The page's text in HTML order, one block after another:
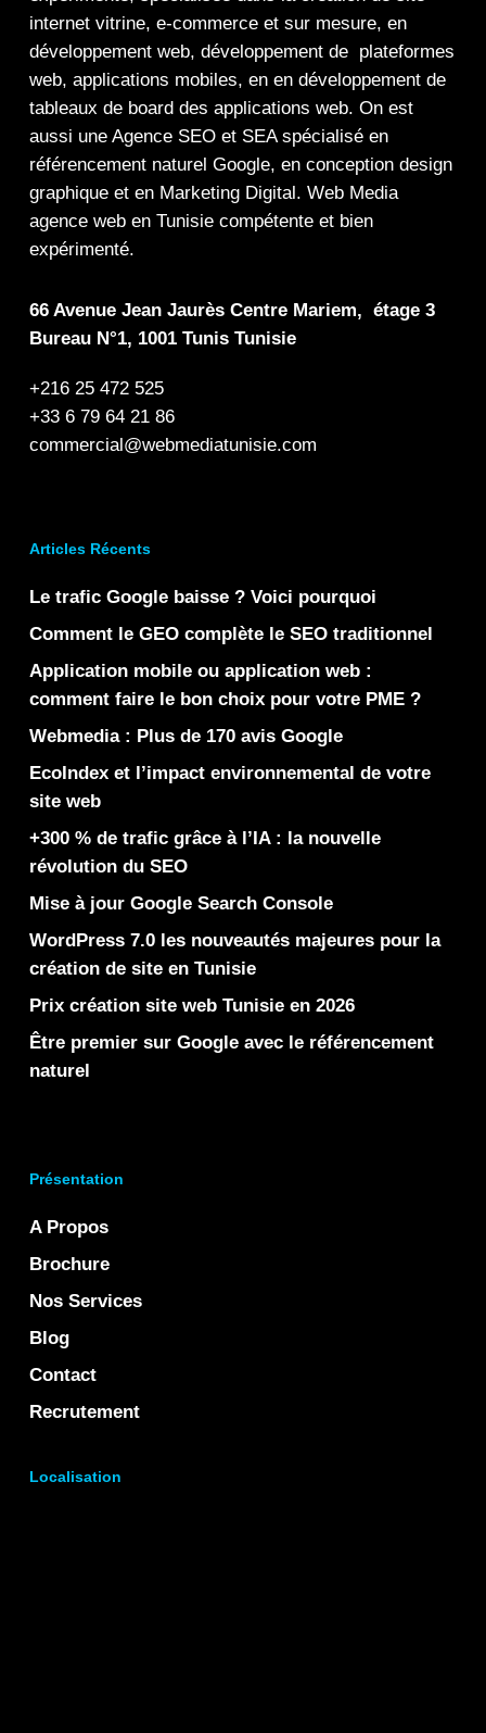
internet vitrine, e-commerceet sur mesure, en
développement web, développement de plateformes
web, applications mobiles, en en développement de
tableaux de boarddes applications web. On est
aussi une Agence SEOet SEAspécialisé en
référencement naturel Google, en conception design
graphiqueet en Marketing Digital. Web Media
agence web en Tunisie compétente et bien
expérimenté.
66 Avenue Jean Jaurès Centre Mariem, étage 3
Bureau N°1, 1001 Tunis Tunisie
+216 25 472 525
+33 6 79 64 21 86
commercial@webmediatunisie.com
Articles Récents
Le trafic Google baisse ? Voici pourquoi
Comment le GEO complète le SEO traditionnel
Application mobile ou application web :
comment faire le bon choix pour votre PME ?
Webmedia : Plus de 170 avis Google
EcoIndex et l’impact environnemental de votre
site web
+300 % de trafic grâce à l’IA : la nouvelle
révolution du SEO
Mise à jour Google Search Console
WordPress 7.0 les nouveautés majeures pour la
création de site en Tunisie
Prix création site web Tunisie en 2026
Être premier sur Google avec le référencement
naturel
Présentation
A Propos
Brochure
Nos Services
Blog
Contact
Recrutement
Localisation